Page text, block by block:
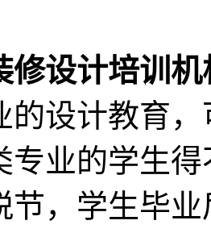
修设计培训
的设计教育
专业的学生
节，学生毕